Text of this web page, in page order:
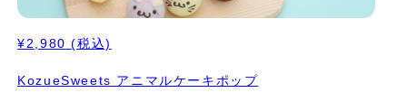
¥2,980 (税込)
KozueSweets アニマルケーキポップ